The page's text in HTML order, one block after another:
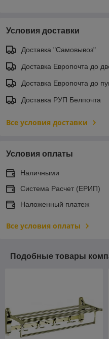
Условия доставки
Доставка "Самовывоз"
Доставка Европочта до
Доставка Европочта до
Доставка РУП Белпочта
Все условия доставки
Условия оплаты
Наличными
Система Расчет (ЕРИП)
Наложенный платеж
Все условия оплаты
Подобные товары